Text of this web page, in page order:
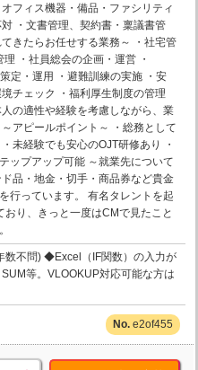
フィス機器・備品・ファシリティ
・文書管理、契約書・稟議書管
きたらお任せする業務～ ・社宅管
・社員総会の企画・運営 ・
定・運用 ・避難訓練の実施 ・安
チェック ・福利厚生制度の管理
の適性や経験を考慮しながら、業
アピールポイント～ ・総務として
未経験でも安心のOJT研修あり ・
ップアップ可能 ～就業先について
品・地金・切手・商品券など貴金
行っています。 有名タレントを起
おり、きっと一度はCMで見たこと
不問) ◆Excel（IF関数）の入力が
等。VLOOKUP対応可能な方は
e2of455